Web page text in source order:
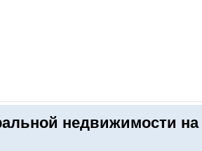
недвижимости на